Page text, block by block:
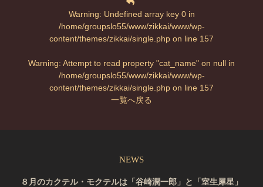
Warning: Undefined array key 0 in
/home/groupslo55/www/zikkai/www/wp-
content/themes/zikkai/single.php on line 157
Warning: Attempt to read property "cat_name" on null in
/home/groupslo55/www/zikkai/www/wp-
content/themes/zikkai/single.php on line 157
一覧へ戻る
NEWS
８月のカクテル・モクテルは「谷崎潤一郎」と「室生犀星」